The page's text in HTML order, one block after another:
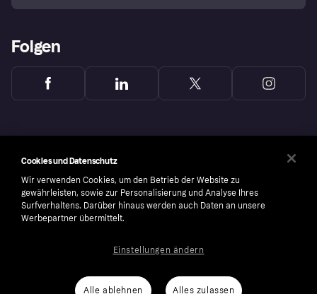
Folgen
number: 556737-0431
Cookies und Datenschutz
Wir verwenden Cookies, um den Betrieb der Website zu
gewährleisten, sowie zur Personalisierung und Analyse Ihres
Surfverhaltens. Darüber hinaus werden auch Daten an unsere
Werbepartner übermittelt.
Alle ablehnen Alles zulassen
Einstellungen ändern